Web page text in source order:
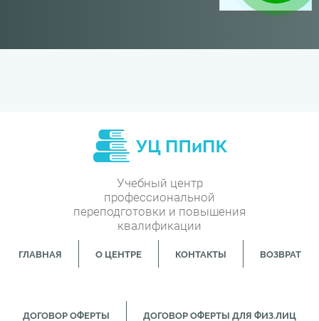
Учебный центр
профессиональной
переподготовки и повышения
квалификации
ГЛАВНАЯ О ЦЕНТРЕ КОНТАКТЫ ВОЗВРАТ
ДОГОВОР ОФЕРТЫ ДОГОВОР ОФЕРТЫ ДЛЯ ФИЗ.ЛИЦ